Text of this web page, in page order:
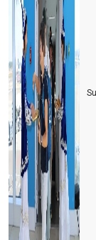
RUSLAR BU YIL
DÜNYANIN EN
SEZONU BÖYLE
TEŞEKKÜRLER
UÇAKLAR DOLU ,
HAVLU
LİKYA YOLU ‘SOS’
TURİZM DOĞAYA